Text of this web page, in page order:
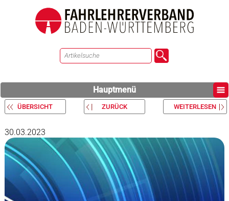
Hauptmenü
ÜBERSICHT ZURÜCK WEITERLESEN
30.03.2023